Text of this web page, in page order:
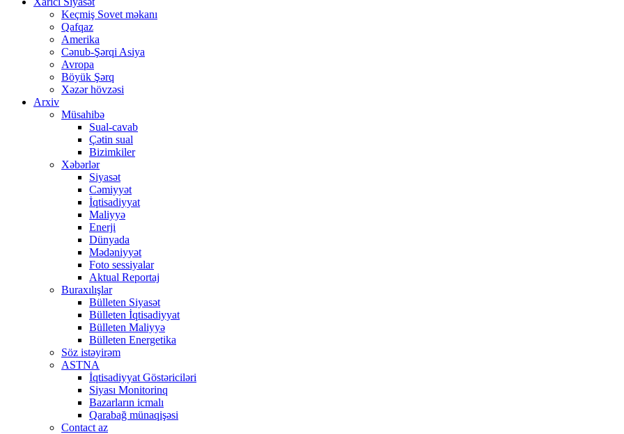
Keçmiş Sovet məkanı
Qafqaz
Amerika
Cənub-Şərqi Asiya
Avropa
Böyük Şərq
Xəzər hövzəsi
Arxiv
Müsahibə
Sual-cavab
Çətin sual
Bizimkiler
Xəbərlər
Siyasət
Cəmiyyət
İqtisadiyyat
Maliyyə
Enerji
Dünyada
Mədəniyyət
Foto sessiyalar
Aktual Reportaj
Buraxılışlar
Bülleten Siyasət
Bülleten İqtisadiyyat
Bülleten Maliyyə
Bülleten Energetika
Söz istəyirəm
ASTNA
İqtisadiyyat Göstəriciləri
Siyası Monitorinq
Bazarların icmalı
Qarabağ münaqişəsi
Contact az